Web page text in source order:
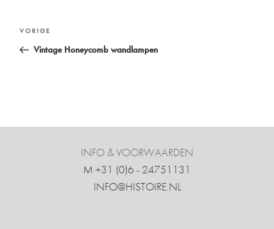
Bericht
navigatie
Vorig
bericht
VORIGE
Vintage Honeycomb wandlampen
INFO & VOORWAARDEN
M +31 ‍(0)6 - 24751131
INFO@HISTOIRE.NL